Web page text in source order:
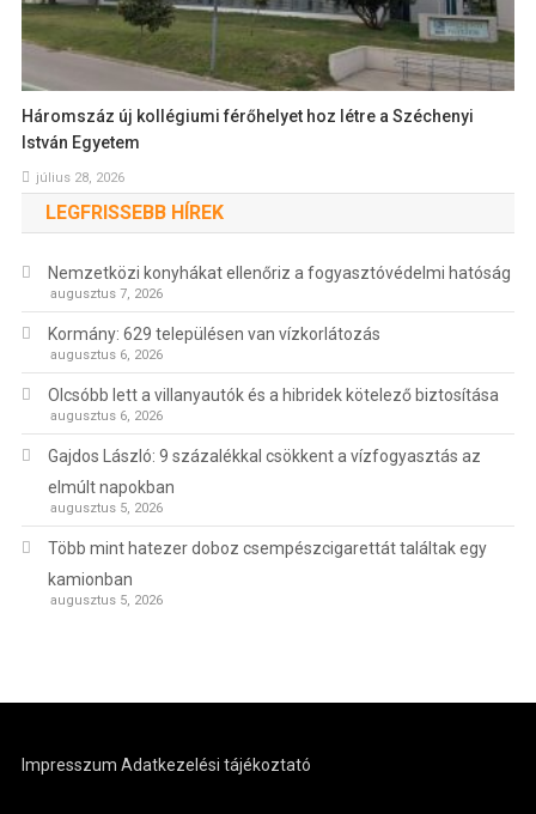
Háromszáz új kollégiumi férőhelyet hoz létre a Széchenyi
István Egyetem
július 28, 2026
LEGFRISSEBB HÍREK
Nemzetközi konyhákat ellenőriz a fogyasztóvédelmi hatóság
augusztus 7, 2026
Kormány: 629 településen van vízkorlátozás
augusztus 6, 2026
Olcsóbb lett a villanyautók és a hibridek kötelező biztosítása
augusztus 6, 2026
Gajdos László: 9 százalékkal csökkent a vízfogyasztás az
elmúlt napokban
augusztus 5, 2026
Több mint hatezer doboz csempészcigarettát találtak egy
kamionban
augusztus 5, 2026
Impresszum Adatkezelési tájékoztató